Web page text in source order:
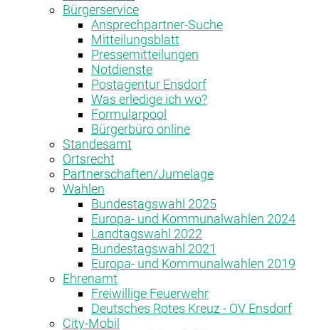
Bürgerservice
Ansprechpartner-Suche
Mitteilungsblatt
Pressemitteilungen
Notdienste
Postagentur Ensdorf
Was erledige ich wo?
Formularpool
Bürgerbüro online
Standesamt
Ortsrecht
Partnerschaften/Jumelage
Wahlen
Bundestagswahl 2025
Europa- und Kommunalwahlen 2024
Landtagswahl 2022
Bundestagswahl 2021
Europa- und Kommunalwahlen 2019
Ehrenamt
Freiwillige Feuerwehr
Deutsches Rotes Kreuz - OV Ensdorf
City-Mobil